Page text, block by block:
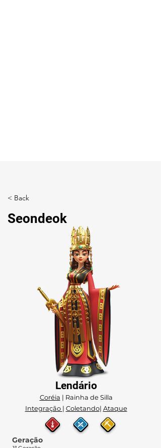
< Back
Seondeok
Lendário
Coréia | Rainha de Silla
Integração | Coletando| Ataque
Geração